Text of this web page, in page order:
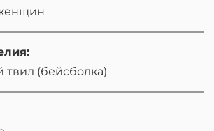
твил (бейсболка)